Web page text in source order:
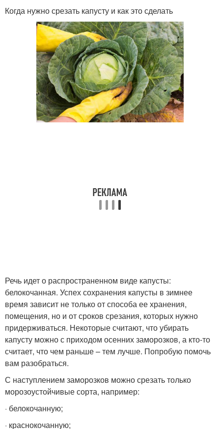
Когда нужно срезать капусту и как это сделать
Речь идет о распространенном виде капусты:
белокочанная. Успех сохранения капусты в зимнее
время зависит не только от способа ее хранения,
помещения, но и от сроков срезания, которых нужно
придерживаться. Некоторые считают, что убирать
капусту можно с приходом осенних заморозков, а кто-то
считает, что чем раньше – тем лучше. Попробую помочь
вам разобраться.
С наступлением заморозков можно срезать только
морозоустойчивые сорта, например:
· белокочанную;
· краснокочанную;